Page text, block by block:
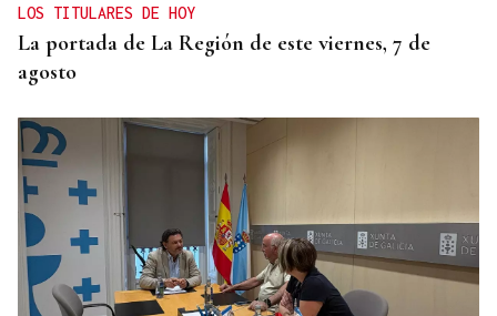
LOS TITULARES DE HOY
La portada de La Región de este viernes, 7 de
agosto